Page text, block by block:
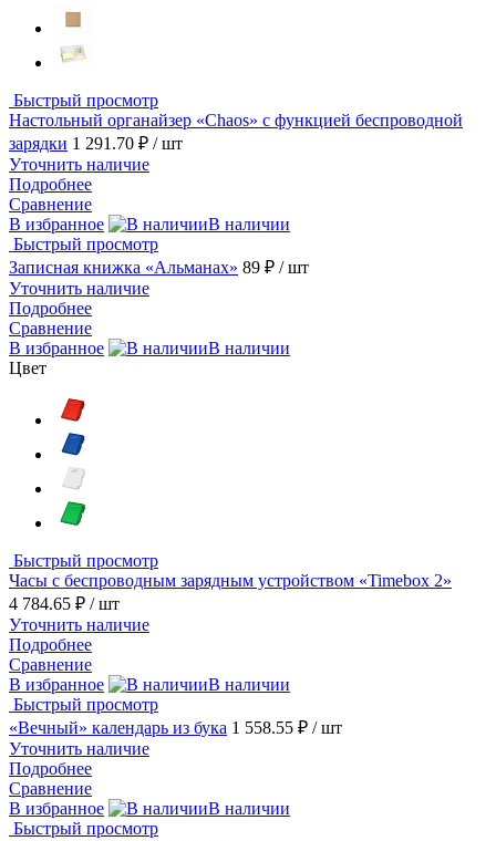
Быстрый просмотр
Настольный органайзер «Chaos» с функцией беспроводной
зарядки 1 291.70 ₽ / шт
Уточнить наличие
Подробнее
Сравнение
В избранное
В наличии
Быстрый просмотр
Записная книжка «Альманах» 89 ₽ / шт
Уточнить наличие
Подробнее
Сравнение
В избранное
В наличии
Цвет
Быстрый просмотр
Часы с беспроводным зарядным устройством «Timebox 2»
4 784.65 ₽ / шт
Уточнить наличие
Подробнее
Сравнение
В избранное
В наличии
Быстрый просмотр
«Вечный» календарь из бука 1 558.55 ₽ / шт
Уточнить наличие
Подробнее
Сравнение
В избранное
В наличии
Быстрый просмотр